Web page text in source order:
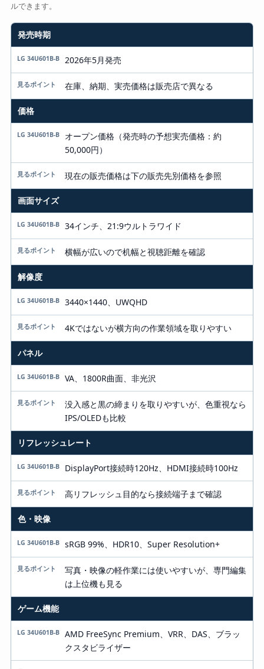
ルできます。
項目
LG 34U601B-B
見るポイント
発売時期
2026年5月発売
在庫、納期、実売価格は販売店で異なる
価格
オープン価格（発売時の予想実売価格：約
50,000円）
現在の販売価格は下の販売先別価格を参照
画面サイズ
34インチ、21:9ウルトラワイド
横幅が広いので机幅と視聴距離を確認
解像度
3440×1440、UWQHD
4Kではないが横方向の作業領域を取りやすい
パネル
VA、1800R曲面、非光沢
没入感と黒の締まりを取りやすいが、色重視なら
IPS/OLEDも比較
リフレッシュレート
DisplayPort接続時120Hz、HDMI接続時100Hz
高リフレッシュ目的なら接続端子まで確認
色・映像
sRGB 99%、HDR10、Super Resolution+
写真・映像の軽作業には使いやすいが、専門編集
は上位機も見る
ゲーム機能
AMD FreeSync Premium、VRR、DAS、ブラッ
クスタビライザー